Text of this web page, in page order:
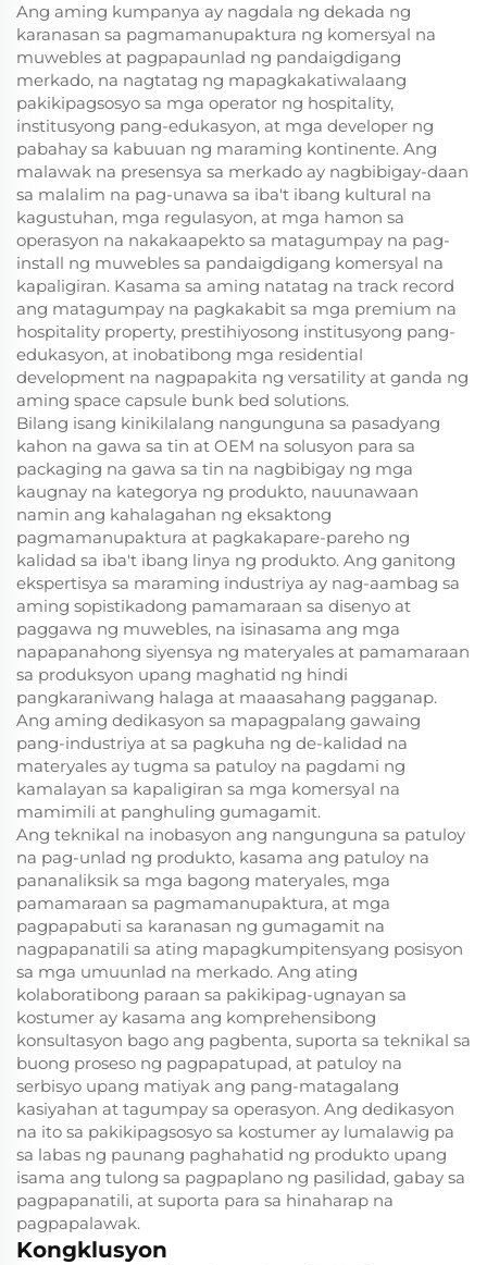
Ang aming kumpanya ay nagdala ng dekada ng
karanasan sa pagmamanupaktura ng komersyal na
muwebles at pagpapaunlad ng pandaigdigang
merkado, na nagtatag ng mapagkakatiwalaang
pakikipagsosyo sa mga operator ng hospitality,
institusyong pang-edukasyon, at mga developer ng
pabahay sa kabuuan ng maraming kontinente. Ang
malawak na presensya sa merkado ay nagbibigay-daan
sa malalim na pag-unawa sa iba't ibang kultural na
kagustuhan, mga regulasyon, at mga hamon sa
operasyon na nakakaapekto sa matagumpay na pag-
install ng muwebles sa pandaigdigang komersyal na
kapaligiran. Kasama sa aming natatag na track record
ang matagumpay na pagkakabit sa mga premium na
hospitality property, prestihiyosong institusyong pang-
edukasyon, at inobatibong mga residential
development na nagpapakita ng versatility at ganda ng
aming space capsule bunk bed solutions.
Bilang isang kinikilalang nangunguna sa pasadyang
kahon na gawa sa tin at OEM na solusyon para sa
packaging na gawa sa tin na nagbibigay ng mga
kaugnay na kategorya ng produkto, nauunawaan
namin ang kahalagahan ng eksaktong
pagmamanupaktura at pagkakapare-pareho ng
kalidad sa iba't ibang linya ng produkto. Ang ganitong
ekspertisya sa maraming industriya ay nag-aambag sa
aming sopistikadong pamamaraan sa disenyo at
paggawa ng muwebles, na isinasama ang mga
napapanahong siyensya ng materyales at pamamaraan
sa produksyon upang maghatid ng hindi
pangkaraniwang halaga at maaasahang pagganap.
Ang aming dedikasyon sa mapagpalang gawaing
pang-industriya at sa pagkuha ng de-kalidad na
materyales ay tugma sa patuloy na pagdami ng
kamalayan sa kapaligiran sa mga komersyal na
mamimili at panghuling gumagamit.
Ang teknikal na inobasyon ang nangunguna sa patuloy
na pag-unlad ng produkto, kasama ang patuloy na
pananaliksik sa mga bagong materyales, mga
pamamaraan sa pagmamanupaktura, at mga
pagpapabuti sa karanasan ng gumagamit na
nagpapanatili sa ating mapagkumpitensyang posisyon
sa mga umuunlad na merkado. Ang ating
kolaboratibong paraan sa pakikipag-ugnayan sa
kostumer ay kasama ang komprehensibong
konsultasyon bago ang pagbenta, suporta sa teknikal sa
buong proseso ng pagpapatupad, at patuloy na
serbisyo upang matiyak ang pang-matagalang
kasiyahan at tagumpay sa operasyon. Ang dedikasyon
na ito sa pakikipagsosyo sa kostumer ay lumalawig pa
sa labas ng paunang paghahatid ng produkto upang
isama ang tulong sa pagpaplano ng pasilidad, gabay sa
pagpapanatili, at suporta para sa hinaharap na
pagpapalawak.
Kongklusyon